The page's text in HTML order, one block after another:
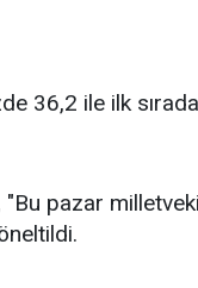
36,2 ile ilk
"Bu pazar